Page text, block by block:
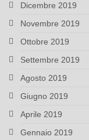
Dicembre 2019
Novembre 2019
Ottobre 2019
Settembre 2019
Agosto 2019
Giugno 2019
Aprile 2019
Gennaio 2019